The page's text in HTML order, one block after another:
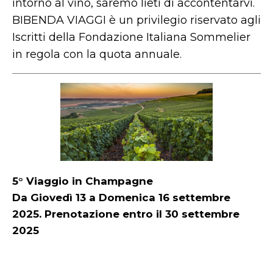
intorno al vino, saremo lieti di accontentarvi.
BIBENDA VIAGGI è un privilegio riservato agli
Iscritti della Fondazione Italiana Sommelier
in regola con la quota annuale.
5° Viaggio in Champagne
Da Giovedì 13 a Domenica 16 settembre
2025. Prenotazione entro il 30 settembre
2025